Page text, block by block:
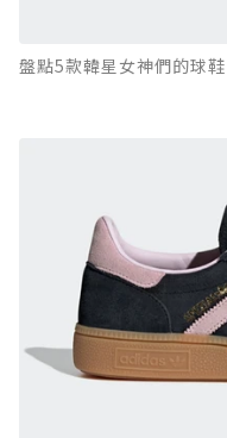
盤點5款韓星女神們的球